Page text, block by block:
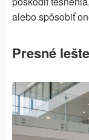
alebo spôsobiť
Presné